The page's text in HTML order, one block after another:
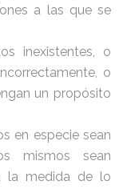
a las que se
inexistentes, o
o
un propósito
en especie sean
mismos sean
la medida de lo